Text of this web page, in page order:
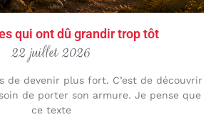
qui ont dû grandir trop tôt
22 juillet 2026
de devenir plus fort. C’est de découvrir
de porter son armure. Je pense que
ce texte